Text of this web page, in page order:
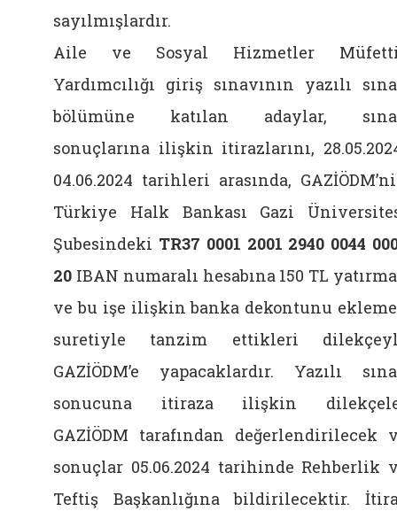
sayılmışlardır.
Aile ve Sosyal Hizmetler
Yardımcılığı giriş sınavının yazılı
bölümüne katılan adaylar,
sonuçlarına ilişkin itirazlarını,
04.06.2024 tarihleri arasında,
Türkiye Halk Bankası Gazi
Şubesindeki TR37 0001 2001 2940 0044
20 IBAN numaralı hesabına 150 TL
ve bu işe ilişkin banka dekontunu
suretiyle tanzim ettikleri
GAZİÖDM’e yapacaklardır. Yazılı
sonucuna itiraza ilişkin
GAZİÖDM tarafından değerlendirilecek
sonuçlar 05.06.2024 tarihinde Rehberlik
Teftiş Başkanlığına bildirilecektir.